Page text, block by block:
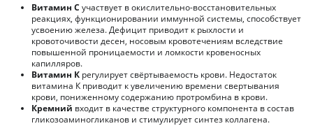
Витамин С участвует в окислительно-восстановительных
реакциях, функционировании иммунной системы, способствует
усвоению железа. Дефицит приводит к рыхлости и
кровоточивости десен, носовым кровотечениям вследствие
повышенной проницаемости и ломкости кровеносных
капилляров.
Витамин К регулирует свёртываемость крови. Недостаток
витамина К приводит к увеличению времени свертывания
крови, пониженному содержанию протромбина в крови.
Кремний входит в качестве структурного компонента в состав
гликозоаминогликанов и стимулирует синтез коллагена.